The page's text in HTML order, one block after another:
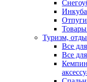
Туризм,
Все
Все